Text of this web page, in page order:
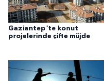
Gaziantep'te konut
projelerinde çifte müjde